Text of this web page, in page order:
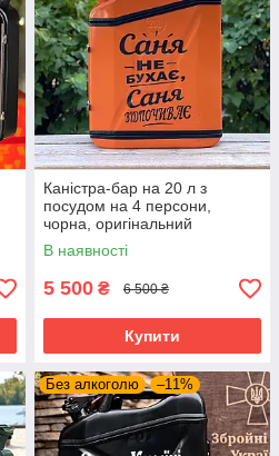
Каністра-бар на 20 л з
посудом на 4 персони,
чорна, оригінальний
подарунок чоловікові, куму,
другу, шефу
В наявності
5 500 ₴ 6 500 ₴
Купити
Без алкоголю –11%